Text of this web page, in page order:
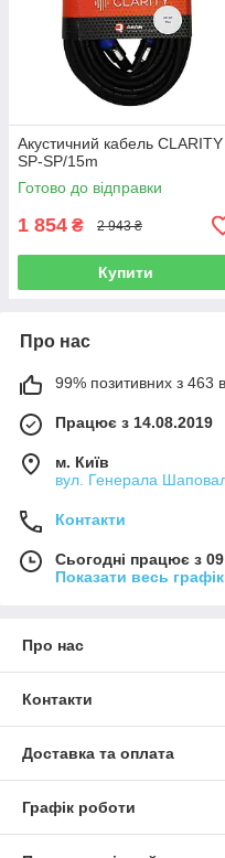
Акустичний кабель CLARITY
SP-SP/15m
Готово до відправки
1 854 ₴ 2 943 ₴
Купити
Про нас
99% позитивних з 463
Працює з 14.08.2019
м. Київ
вул. Генерала
Контакти
Сьогодні працює з
Показати весь
Про нас
Контакти
Доставка та оплата
Графік роботи